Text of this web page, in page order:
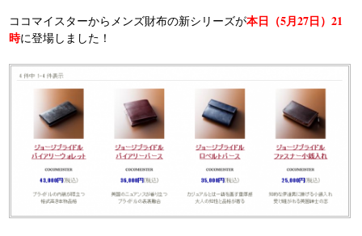
ココマイスターからメンズ財布の新シリーズが本日（5月27日）21
時に登場しました！